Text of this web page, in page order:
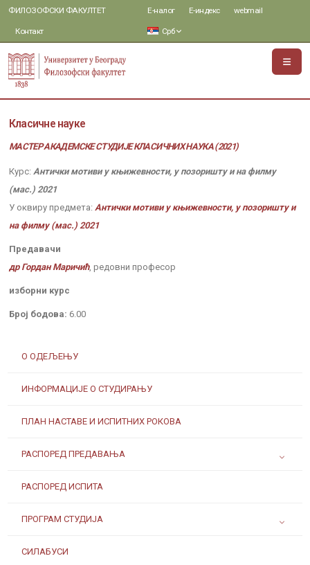
ФИЛОЗОФСКИ ФАКУЛТЕТ
Контакт
Е-налог Е-индекс webmail
Срб
О ОДЕЉЕЊУ
ИНФОРМАЦИЈЕ О СТУДИРАЊУ
ПЛАН НАСТАВЕ И ИСПИТНИХ РОКОВА
РАСПОРЕД ПРЕДАВАЊА
РАСПОРЕД ИСПИТА
ПРОГРАМ СТУДИЈА
СИЛАБУСИ
Класичне науке
МАСТЕР АКАДЕМСКЕ СТУДИЈЕ КЛАСИЧНИХ НАУКА (2021)
Курс: Антички мотиви у књижевности, у позоришту и на филму
(мас.) 2021
У оквиру предмета: Антички мотиви у књижевности, у позоришту и
на филму (мас.) 2021
Предавачи
др Гордан Маричић, редовни професор
изборни курс
Број бодова: 6.00